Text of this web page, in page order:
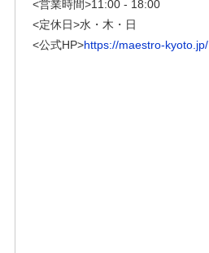
<営業時間>11:00 - 18:00
<定休日>水・木・日
<公式HP>https://maestro-kyoto.jp/